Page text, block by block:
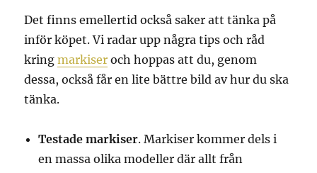
Det finns emellertid också saker att tänka på
inför köpet. Vi radar upp några tips och råd
kringmarkiser och hoppas att du, genom
dessa, också får en lite bättre bild av hur du ska
tänka.
Testade markiser. Markiser kommer dels i
en massa olika modeller där allt från